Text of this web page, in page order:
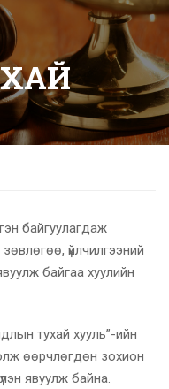
байгуулагдаж
үйлчилгээний
байгаа хуулийн
тухай хууль”-ийн
өөрчлөгдөн зохион
явуулж байна.